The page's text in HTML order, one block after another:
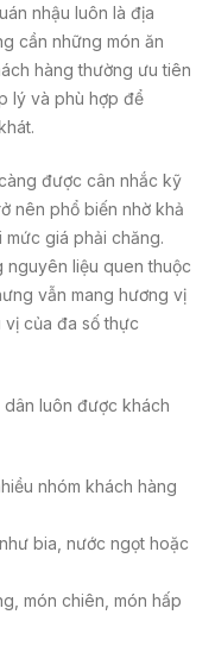
nhậu luôn là địa
cần những món ăn
hàng thường ưu tiên
lý và phù hợp để
được cân nhắc kỹ
nên phổ biến nhờ khả
giá phải chăng.
nguyên liệu quen thuộc
vẫn mang hương vị
của đa số thực
luôn được khách
nhóm khách hàng
như bia, nước ngọt hoặc
món chiên, món hấp